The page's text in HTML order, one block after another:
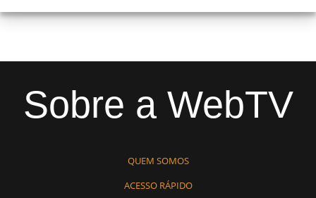
Sobre a WebTV
QUEM SOMOS
ACESSO RÁPIDO